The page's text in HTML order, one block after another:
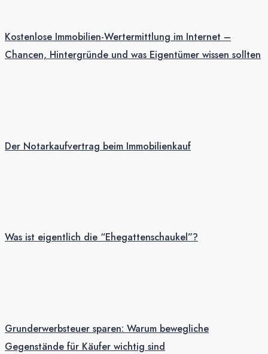
Kostenlose Immobilien-Wertermittlung im Internet –
Chancen, Hintergründe und was Eigentümer wissen sollten
Der Notarkaufvertrag beim Immobilienkauf
Was ist eigentlich die “Ehegattenschaukel”?
Grunderwerbsteuer sparen: Warum bewegliche
Gegenstände für Käufer wichtig sind